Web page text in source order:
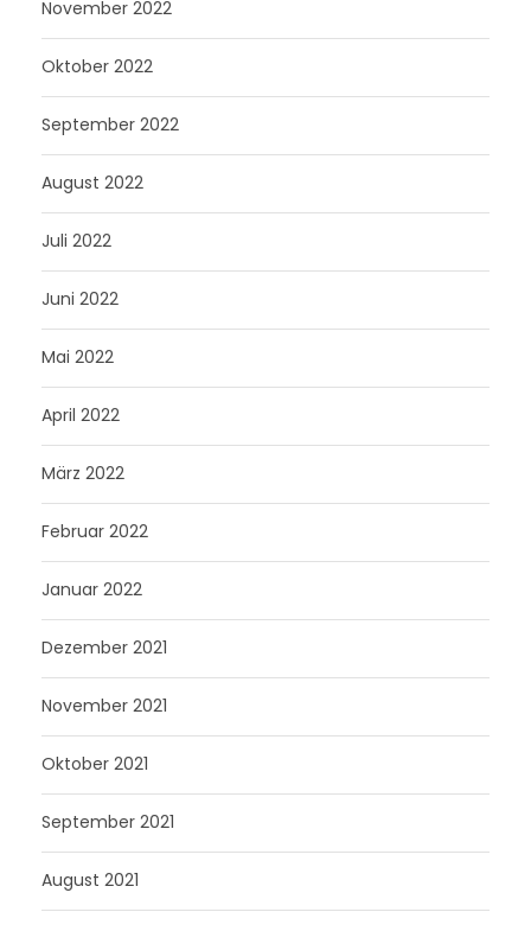
November 2022
Oktober 2022
September 2022
August 2022
Juli 2022
Juni 2022
Mai 2022
April 2022
März 2022
Februar 2022
Januar 2022
Dezember 2021
November 2021
Oktober 2021
September 2021
August 2021